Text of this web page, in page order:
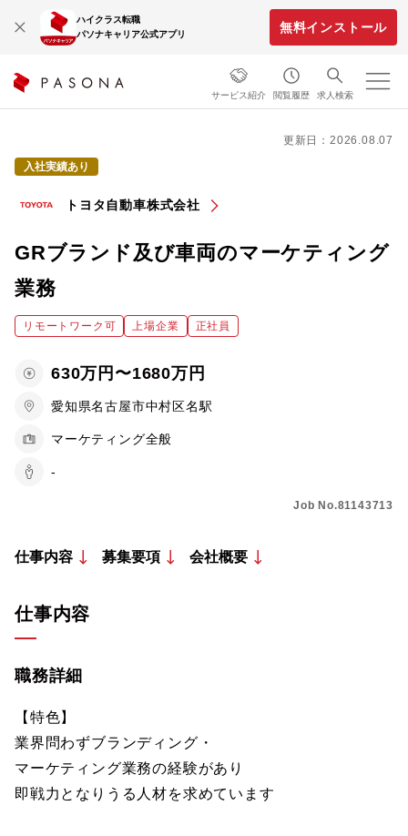
ハイクラス転職
パソナキャリア公式アプリ
無料インストール
サービス紹介 閲覧履歴 求人検索
更新日：2026.08.07
入社実績あり
トヨタ自動車株式会社
GRブランド及び車両のマーケティング
業務
リモートワーク可 上場企業 正社員
630万円〜1680万円
愛知県名古屋市中村区名駅
マーケティング全般
-
Job No.81143713
仕事内容 募集要項 会社概要
仕事内容
職務詳細
【特色】
業界問わずブランディング・
マーケティング業務の経験があり
即戦力となりうる人材を求めています